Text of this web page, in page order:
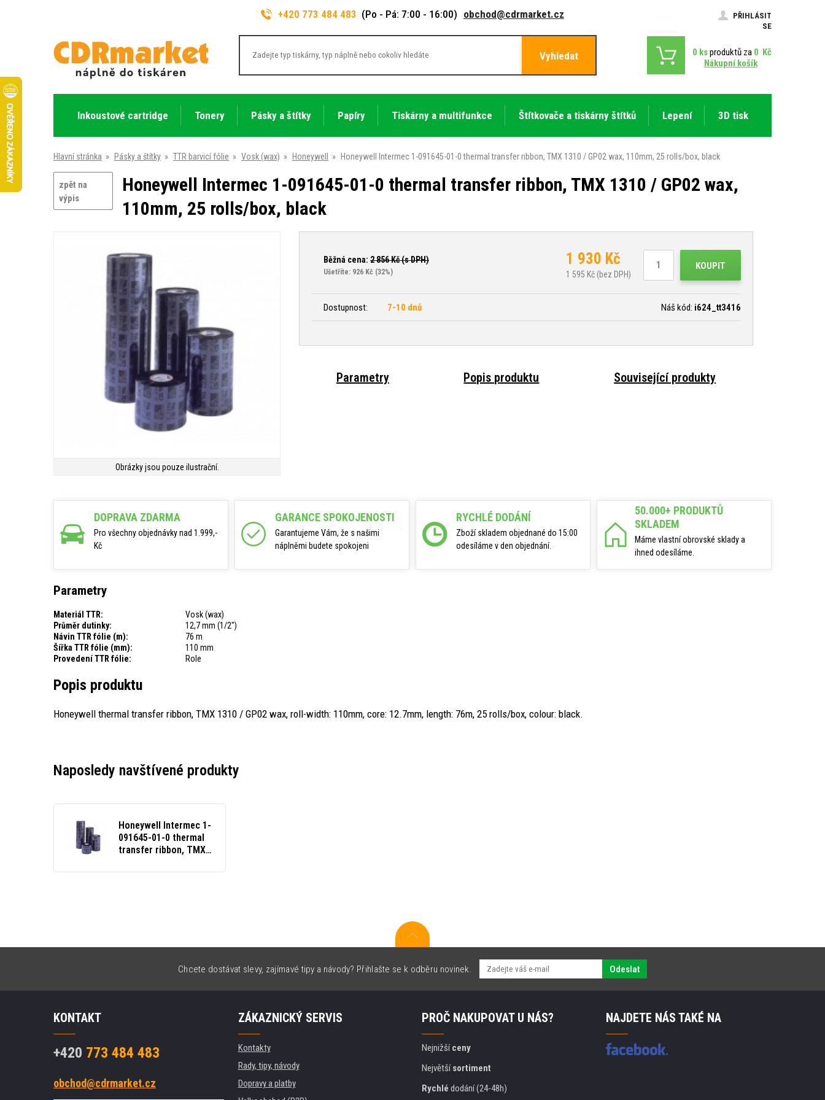
+420 773 484 483 (Po - Pá: 7:00 - 16:00) obchod@cdrmarket.cz
PŘIHLÁSIT
SE
Vyhledat 0 ksproduktů za 0 Kč
Nákupní košík
Inkoustové cartridge Tonery Pásky a štítky Papíry Tiskárny a multifunkce Štítkovače a tiskárny štítků Lepení 3D tisk
Hlavní stránka » Pásky a štítky » TTR barvicí fólie » Vosk (wax) » Honeywell » Honeywell Intermec 1-091645-01-0 thermal transfer ribbon, TMX 1310 / GP02 wax, 110mm, 25 rolls/box, black
zpět na
výpis
Honeywell Intermec 1-091645-01-0 thermal transfer ribbon, TMX 1310 / GP02 wax,
110mm, 25 rolls/box, black
Obrázky jsou pouze ilustrační.
Běžná cena: 2 856Kč (s DPH)
Ušetříte: 926 Kč (32%)
1 930 Kč
1 595 Kč (bez DPH)
KOUPIT
Dostupnost: 7-10 dnů Náš kód: i624_tt3416
Parametry Popis produktu Související produkty
DOPRAVA ZDARMA
Pro všechny objednávky nad 1.999,-
Kč
GARANCE SPOKOJENOSTI
Garantujeme Vám, že s našimi
náplněmi budete spokojeni
RYCHLÉ DODÁNÍ
Zboží skladem objednané do 15:00
odesíláme v den objednání.
50.000+ PRODUKTŮ
SKLADEM
Máme vlastní obrovské sklady a
ihned odesíláme.
Parametry
Materiál TTR:
Vosk (wax)
Průměr dutinky:
12,7 mm (1/2")
Návin TTR fólie (m):
76 m
Šířka TTR fólie (mm):
110 mm
Provedení TTR fólie:
Role
Popis produktu
Honeywell thermal transfer ribbon, TMX 1310 / GP02 wax, roll-width: 110mm, core: 12.7mm, length: 76m, 25 rolls/box, colour: black.
Naposledy navštívené produkty
Honeywell Intermec 1-
091645-01-0 thermal
transfer ribbon, TMX
110mm, 25 rolls/box,
Chcete dostávat slevy, zajímavé tipy a návody? Přihlašte se k odběru novinek. Odeslat
KONTAKT
+420 773 484 483
obchod@cdrmarket.cz
ZÁKAZNICKÝ SERVIS
Kontakty
Rady, tipy, návody
Dopravy a platby
PROČ NAKUPOVAT U NÁS?
Nejnižšíceny
Největšísortiment
Rychlé dodání (24-48h)
NAJDETE NÁS TAKÉ NA